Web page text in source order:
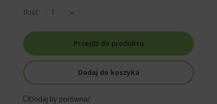
Ilość:
Przejdź do produktu
Dodaj do koszyka
Dodaj by porównać